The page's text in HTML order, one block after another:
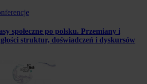
społeczne po polsku. Przemiany i
struktur, doświadczeń i dyskursów